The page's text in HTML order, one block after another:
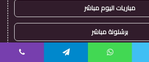
مباريات اليوم مباشر
برشلونة مباشر
ريال مدريد مباشر